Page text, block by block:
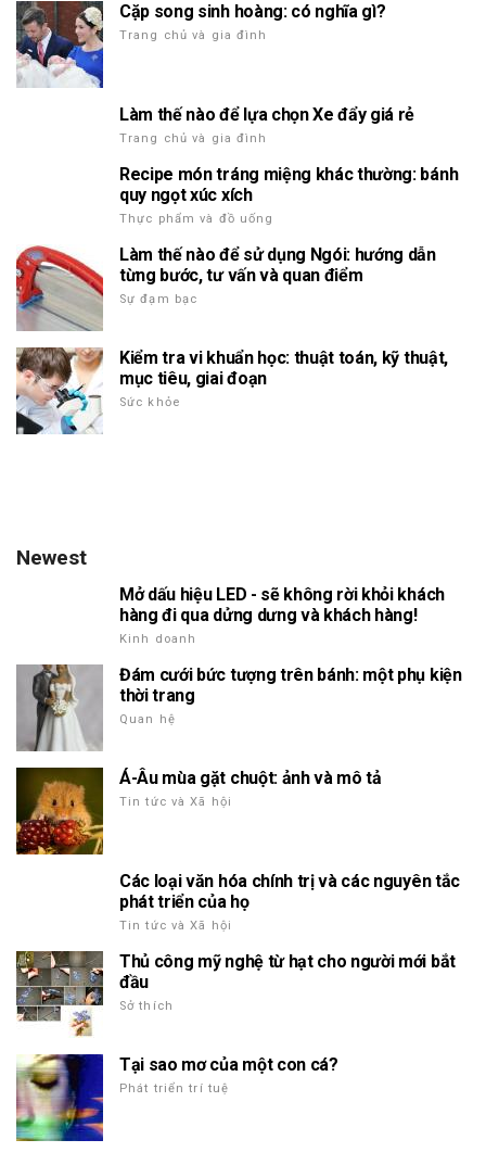
Cặp song sinh hoàng: có nghĩa gì?
Trang chủ và gia đình
Làm thế nào để lựa chọn Xe đẩy giá rẻ
Trang chủ và gia đình
Recipe món tráng miệng khác thường: bánh
quy ngọt xúc xích
Thực phẩm và đồ uống
Làm thế nào để sử dụng Ngói: hướng dẫn
từng bước, tư vấn và quan điểm
Sự đạm bạc
Kiểm tra vi khuẩn học: thuật toán, kỹ thuật,
mục tiêu, giai đoạn
Sức khỏe
Newest
Mở dấu hiệu LED - sẽ không rời khỏi khách
hàng đi qua dửng dưng và khách hàng!
Kinh doanh
Đám cưới bức tượng trên bánh: một phụ kiện
thời trang
Quan hệ
Á-Âu mùa gặt chuột: ảnh và mô tả
Tin tức và Xã hội
Các loại văn hóa chính trị và các nguyên tắc
phát triển của họ
Tin tức và Xã hội
Thủ công mỹ nghệ từ hạt cho người mới bắt
đầu
Sở thích
Tại sao mơ của một con cá?
Phát triển trí tuệ